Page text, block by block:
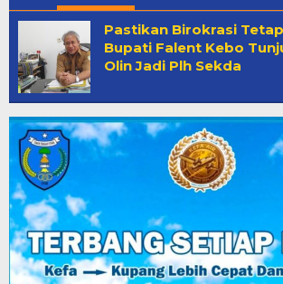
Pastikan Birokrasi
Bupati Falent Kebo
Olin Jadi Plh Sekda